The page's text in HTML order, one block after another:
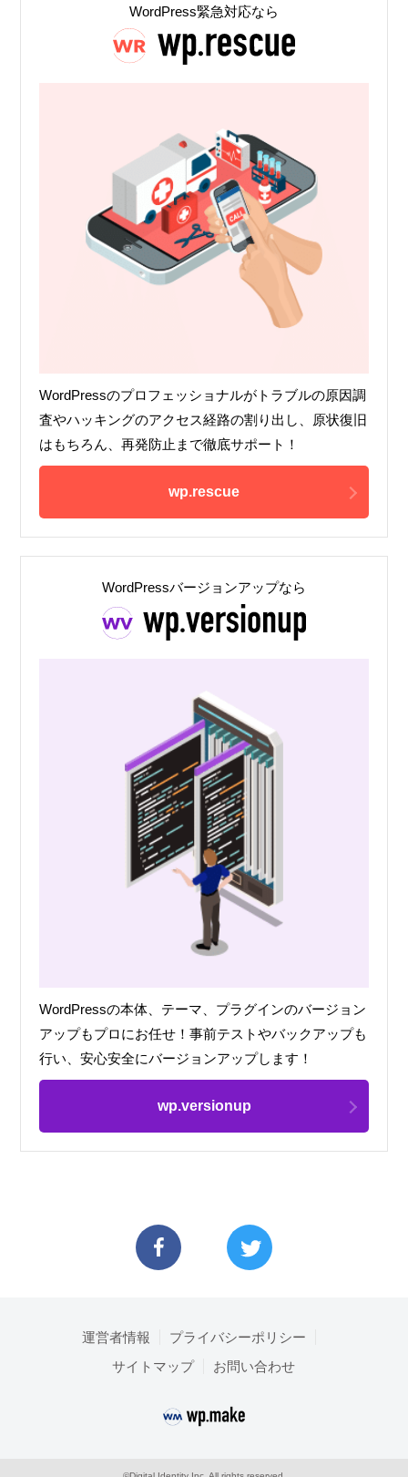
WordPress緊急対応なら
WordPressのプロフェッショナルがトラブルの原因調
査やハッキングのアクセス経路の割り出し、原状復旧
はもちろん、再発防止まで徹底サポート！
wp.rescue
WordPressバージョンアップなら
WordPressの本体、テーマ、プラグインのバージョン
アップもプロにお任せ！事前テストやバックアップも
行い、安心安全にバージョンアップします！
wp.versionup
運営者情報
プライバシーポリシー
サイトマップ
お問い合わせ